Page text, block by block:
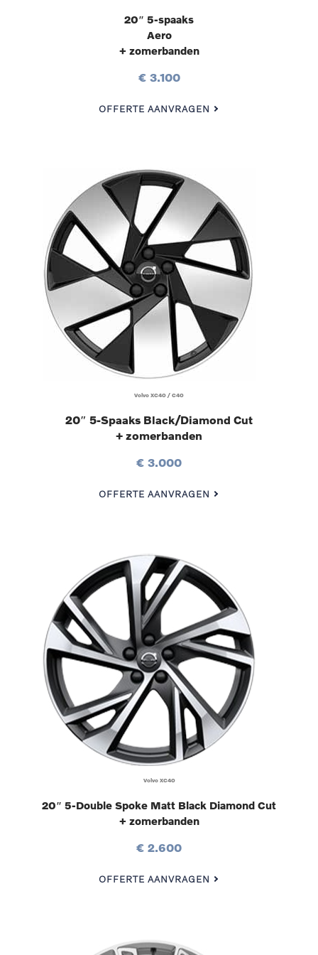
20″ 5-spaaks
Aero
+ zomerbanden
€ 3.100
OFFERTE AANVRAGEN
Volvo XC40 / C40
20″ 5-Spaaks Black/Diamond Cut
+ zomerbanden
€ 3.000
OFFERTE AANVRAGEN
Volvo XC40
20″ 5-Double Spoke Matt Black Diamond Cut
+ zomerbanden
€ 2.600
OFFERTE AANVRAGEN